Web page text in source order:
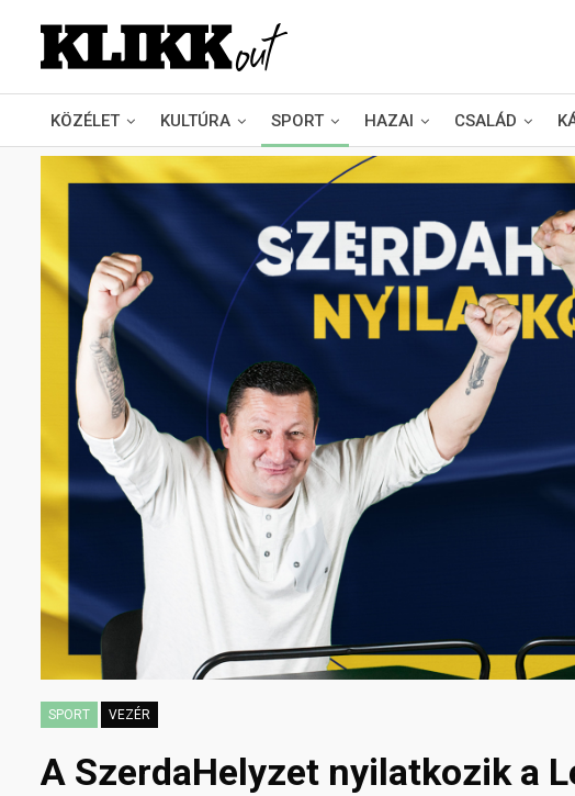
KÖZÉLET KULTÚRA SPORT HAZAI CSALÁD
SPORT VEZÉR
A SzerdaHelyzet nyilatkozik a